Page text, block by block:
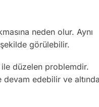
neden olur. Aynı
görülebilir.
düzelen problemdir.
edebilir ve